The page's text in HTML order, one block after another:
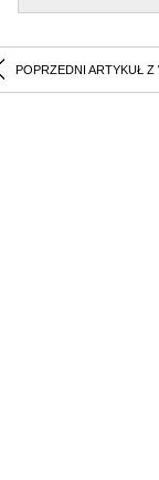
POPRZEDNI ARTYKUŁ Z